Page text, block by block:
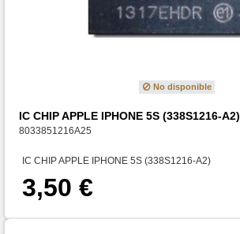
No disponible
IC CHIP APPLE IPHONE 5S (338S1216-A2)
8033851216A25
IC CHIP APPLE IPHONE 5S (338S1216-A2)
3,50 €